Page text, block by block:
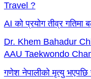
Travel ?
AI को प्रयोग तीव्र गतिमा
Dr. Khem Bahadur
AAU Taekwondo
गणेश नेपालीको मृत्यु